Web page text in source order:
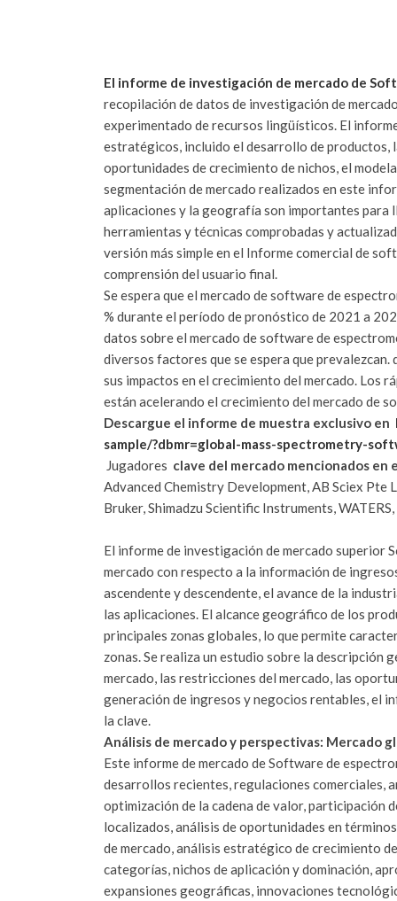
El informe de investigación de mercado de
recopilación de datos de investigación de
experimentado de recursos lingüísticos. El
estratégicos, incluido el desarrollo de productos,
oportunidades de crecimiento de nichos, el
segmentación de mercado realizados en este
aplicaciones y la geografía son importantes para
herramientas y técnicas comprobadas y
versión más simple en el Informe comercial de
comprensión del usuario final.
Se espera que el mercado de software de
% durante el período de pronóstico de 2021 a
datos sobre el mercado de software de
diversos factores que se espera que
sus impactos en el crecimiento del mercado. Los
están acelerando el crecimiento del mercado de
Descargue el informe de muestra exclusivo en
sample/?dbmr=global-mass-spectrometry-
Jugadores clave del mercado mencionados en
Advanced Chemistry Development, AB Sciex Pte
Bruker, Shimadzu Scientific Instruments,
El informe de investigación de mercado superior
mercado con respecto a la información de
ascendente y descendente, el avance de la
las aplicaciones. El alcance geográfico de los
principales zonas globales, lo que permite
zonas.Se realiza un estudio sobre la descripción
mercado, las restricciones del mercado, las
generación de ingresos y negocios rentables, el
la clave.
Análisis de mercado y perspectivas: Mercado
Este informe de mercado de Software de
desarrollos recientes, regulaciones comerciales,
optimización de la cadena de valor, participación
localizados, análisis de oportunidades en
de mercado, análisis estratégico de crecimiento
categorías, nichos de aplicación y dominación,
expansiones geográficas, innovaciones